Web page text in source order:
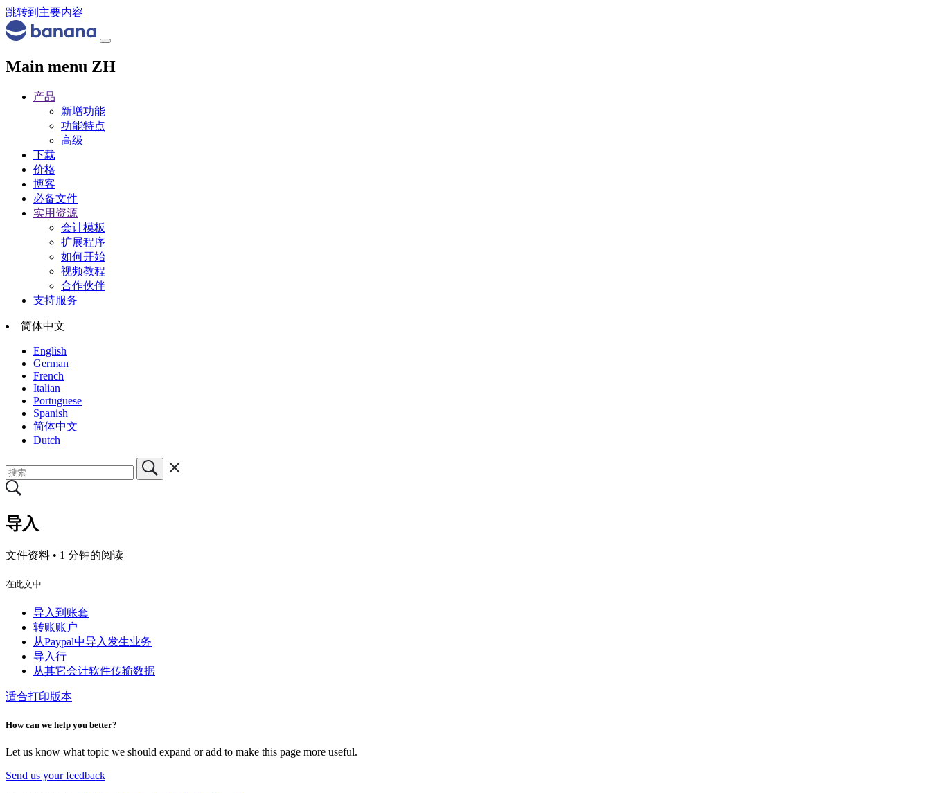
跳转到主要内容
Main menu ZH
产品
新增功能
功能特点
高级
下载
价格
博客
必备文件
实用资源
会计模板
扩展程序
如何开始
视频教程
合作伙伴
支持服务
简体中文
English
German
French
Italian
Portuguese
Spanish
简体中文
Dutch
导入
文件资料 • 1 分钟的阅读
在此文中
导入到账套
转账账户
从Paypal中导入发生业务
导入行
从其它会计软件传输数据
适合打印版本
How can we help you better?
Let us know what topic we should expand or add to make this page more useful.
Send us your feedback